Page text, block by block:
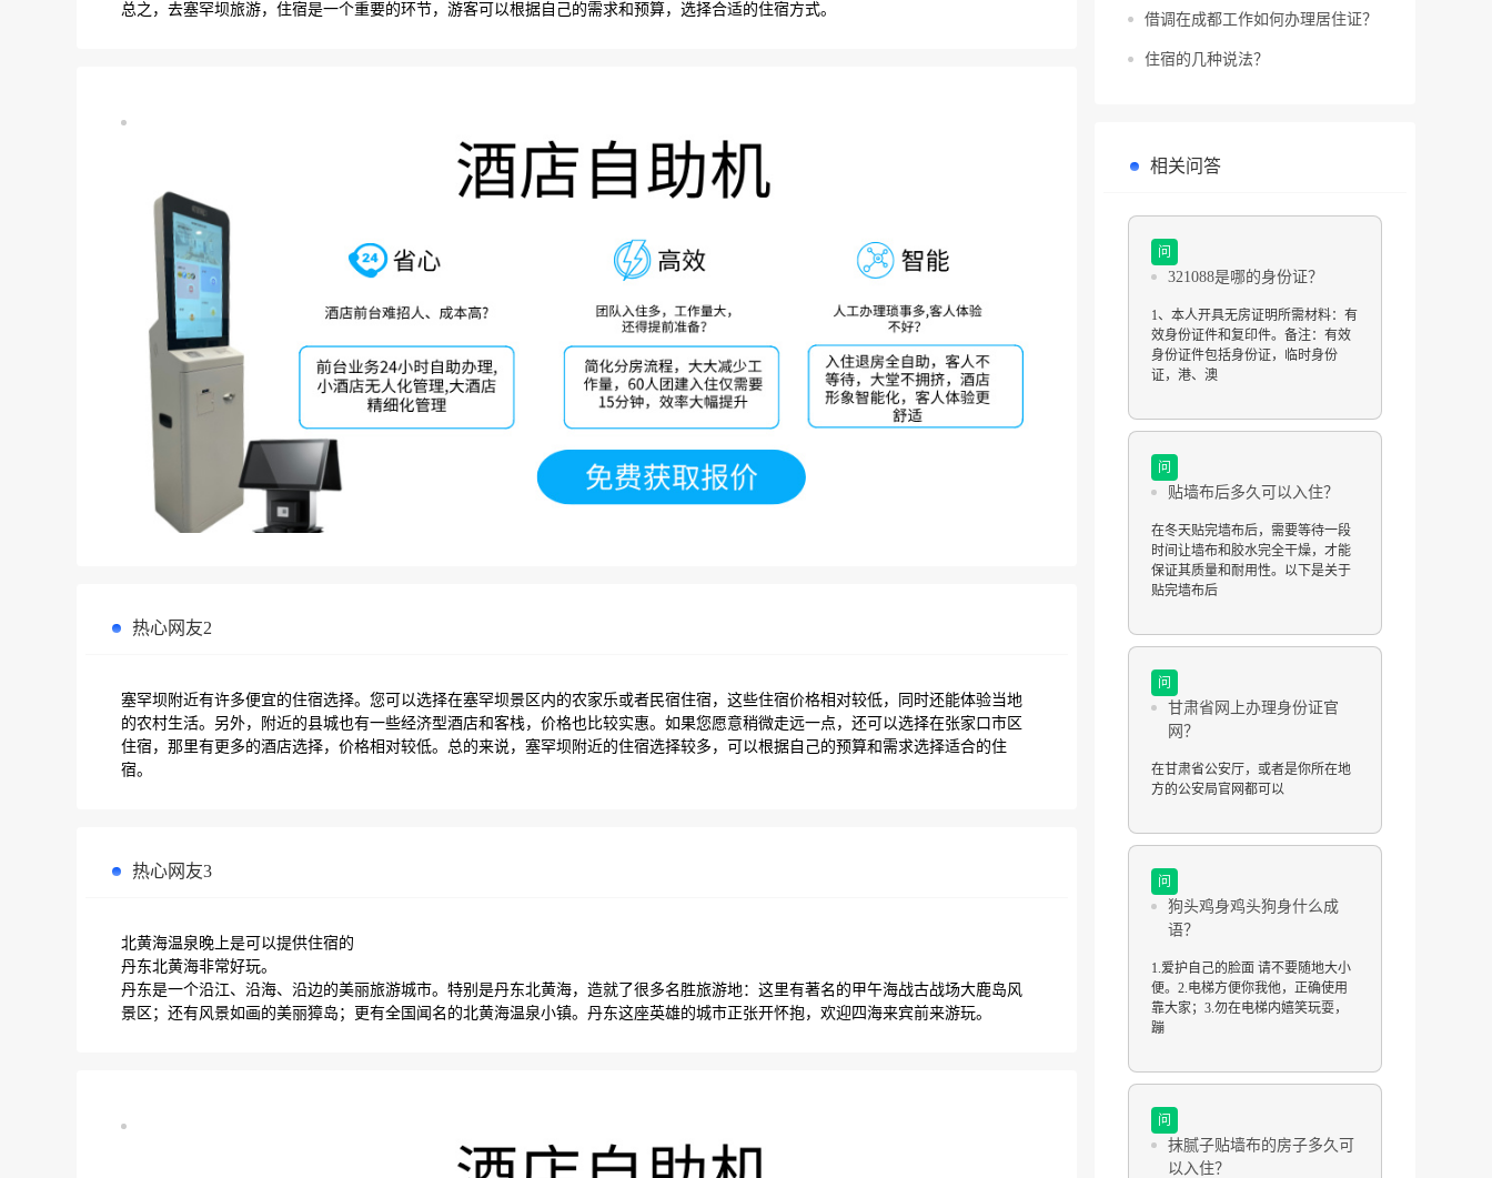
总之，去塞罕坝旅游，住宿是一个重要的环节，游客可以根据自己的需求和预算，选择合适的住宿方式。
热心网友2
塞罕坝附近有许多便宜的住宿选择。您可以选择在塞罕坝景区内的农家乐或者民宿住宿，这些住宿价格相对较低，同时还能体验当地
的农村生活。另外，附近的县城也有一些经济型酒店和客栈，价格也比较实惠。如果您愿意稍微走远一点，还可以选择在张家口市区
住宿，那里有更多的酒店选择，价格相对较低。总的来说，塞罕坝附近的住宿选择较多，可以根据自己的预算和需求选择适合的住
宿。
热心网友3
北黄海温泉晚上是可以提供住宿的
丹东北黄海非常好玩。
丹东是一个沿江、沿海、沿边的美丽旅游城市。特别是丹东北黄海，造就了很多名胜旅游地：这里有著名的甲午海战古战场大鹿岛风
景区；还有风景如画的美丽獐岛；更有全国闻名的北黄海温泉小镇。丹东这座英雄的城市正张开怀抱，欢迎四海来宾前来游玩。
借调在成都工作如何办理居住证？
住宿的几种说法？
相关问答
问
321088是哪的身份证？
1、本人开具无房证明所需材料：有
效身份证件和复印件。备注：有效
身份证件包括身份证，临时身份
证，港、澳
问
贴墙布后多久可以入住？
在冬天贴完墙布后，需要等待一段
时间让墙布和胶水完全干燥，才能
保证其质量和耐用性。以下是关于
贴完墙布后
问
甘肃省网上办理身份证官
网？
在甘肃省公安厅，或者是你所在地
方的公安局官网都可以
问
狗头鸡身鸡头狗身什么成
语？
1.爱护自己的脸面 请不要随地大小
便。2.电梯方便你我他，正确使用
靠大家；3.勿在电梯内嬉笑玩耍，
蹦
问
抹腻子贴墙布的房子多久可
以入住？